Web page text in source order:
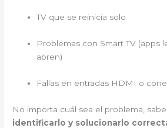
TV que se reinicia solo
Problemas con Smart TV (apps
abren)
Fallas en entradas HDMI o
No importa cuál sea el problema,
identificarlo y solucionarlo